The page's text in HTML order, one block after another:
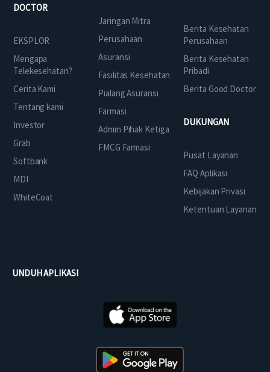
DOCTOR
EKSPLOR
Mengapa
Telekesehatan?
Cerita Kami
Tentang kami
Investor
Grab
Softbank
MDI
WhiteCoat
Jaringan Mitra
Perusahaan
Asuransi
Fasilitas Kesehatan
Pialang Asuransi
Farmasi
Admin Pihak Ketiga
FMCG Farmasi
Berita Kesehatan
Perusahaan
Berita Kesehatan
Pribadi
Berita Good Doctor
DUKUNGAN
Pusat Layanan
FAQ Aplikasi
Kebijakan Privasi
Ketentuan Layanan
UNDUH APLIKASI